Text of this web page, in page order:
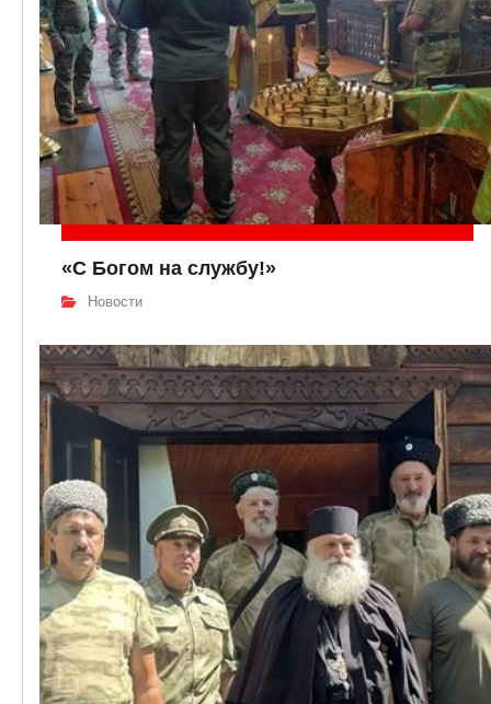
«С Богом на службу!»
Новости